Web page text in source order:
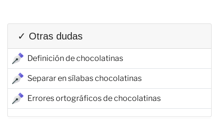
✓ Otras dudas
Definición de chocolatinas
Separar en sílabas chocolatinas
Errores ortográficos de chocolatinas